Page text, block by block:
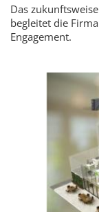
Das
begleitet die
Engagement.